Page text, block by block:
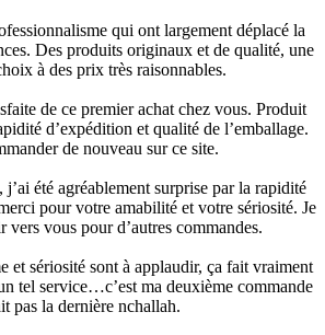
qui ont largement déplacé la
Des produits originaux et de qualité, une
à des prix très raisonnables.
de ce premier achat chez vous. Produit
d’expédition et qualité de l’emballage.
de nouveau sur ce site.
été agréablement surprise par la rapidité
pour votre amabilité et votre sériosité. Je
vers vous pour d’autres commandes.
et sériosité sont à applaudir, ça fait vraiment
tel service…c’est ma deuxième commande
pas la dernière nchallah.